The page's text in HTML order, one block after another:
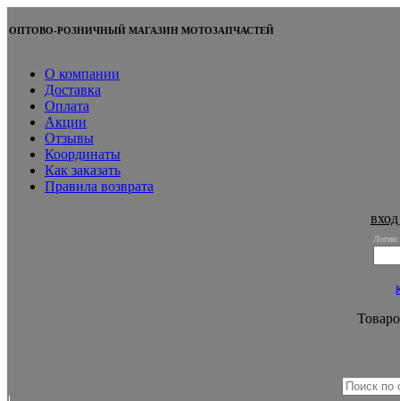
ОПТОВО-РОЗНИЧНЫЙ МАГАЗИН МОТОЗАПЧАСТЕЙ
О компании
Доставка
Оплата
Акции
Отзывы
Координаты
Как заказать
Правила возврата
Логин: